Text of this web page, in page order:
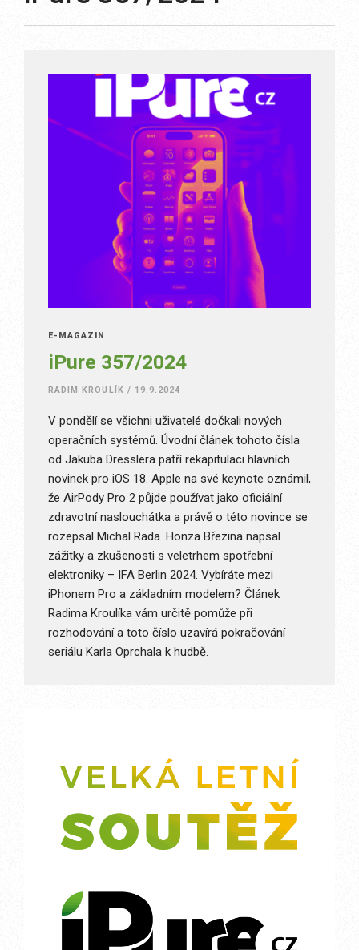
E-MAGAZÍN
iPure 357/2024
RADIM KROULÍK / 19.9.2024
V pondělí se všichni uživatelé dočkali nových
operačních systémů. Úvodní článek tohoto čísla
od Jakuba Dresslera patří rekapitulaci hlavních
novinek pro iOS 18. Apple na své keynote oznámil,
že AirPody Pro 2 půjde používat jako oficiální
zdravotní naslouchátka a právě o této novince se
rozepsal Michal Rada. Honza Březina napsal
zážitky a zkušenosti s veletrhem spotřební
elektroniky – IFA Berlin 2024. Vybíráte mezi
iPhonem Pro a základním modelem? Článek
Radima Kroulíka vám určitě pomůže při
rozhodování a toto číslo uzavírá pokračování
seriálu Karla Oprchala k hudbě.